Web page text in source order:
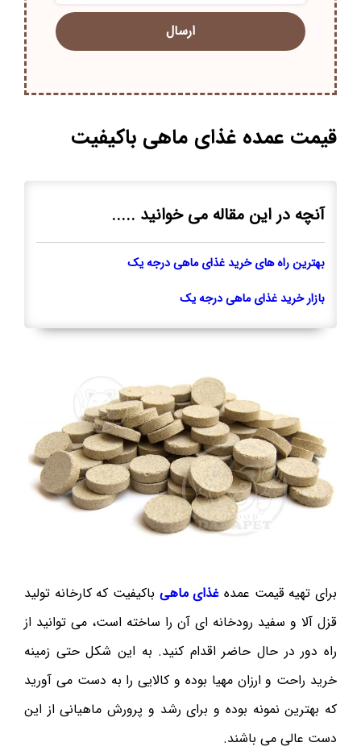
قیمت عمده غذای ماهی باکیفیت
آنچه در این مقاله می خوانید .....
بهترین راه های خرید غذای ماهی درجه یک
بازار خرید غذای ماهی درجه یک
برای تهیه قیمت عمده غذای ماهی باکیفیت که کارخانه تولید
قزل آلا و سفید رودخانه ای آن را ساخته است، می توانید از
راه دور در حال حاضر اقدام کنید. به این شکل حتی زمینه
خرید راحت و ارزان مهیا بوده و کالایی را به دست می آورید
که بهترین نمونه بوده و برای رشد و پرورش ماهیانی از این
دست عالی می باشند.